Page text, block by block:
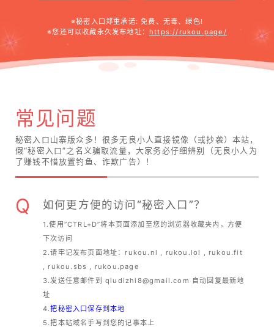
※秘密入口郑重承诺: 免费、无毒、绿色!
※您还可以收藏永久发布地址： https://rukou.page/
常见问题
秘密入口山寨版众多！很多无良小人直接镜像（或抄袭）本站，
假“秘密入口”之名义骗取流量，大家务必仔细辨别（无良小人为
了赚钱不惜放置钓鱼、诈欺广告）！
Q 如何更方便的访问“秘密入口”？
1.使用“CTRL+D”将本页面添加至您的浏览器收藏夹内，方便
下次访问
2.请牢记发布页面地址：rukou.nl , rukou.lol , rukou.fit
, rukou.sbs , rukou.page
3.发送任意邮件到 qiudizhi8@gmail.com 自动回复最新地
址
4.把秘密入口保存到本地
5.把本站域名手写到您的记事本上